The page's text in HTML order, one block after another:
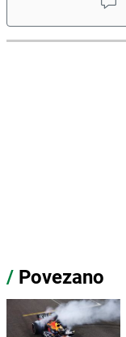
/ Povezano